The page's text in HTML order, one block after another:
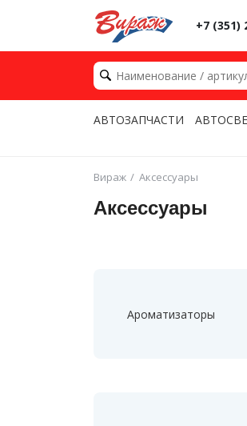
+7 (351)
АВТОЗАПЧАСТИ
Вираж Аксессуары
Аксессуары
Ароматизаторы